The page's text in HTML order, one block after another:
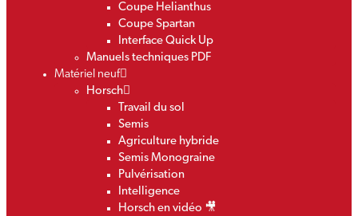
Coupe Helianthus
Coupe Spartan
Interface Quick Up
Manuels techniques PDF
Matériel neuf
Horsch
Travail du sol
Semis
Agriculture hybride
Semis Monograine
Pulvérisation
Intelligence
Horsch en vidéo 🎥